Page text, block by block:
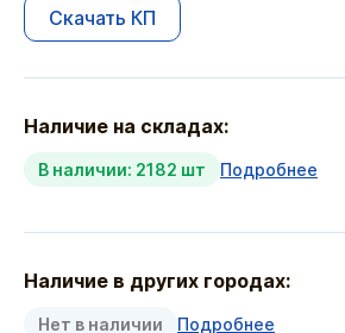
Скачать КП
Наличие на складах:
В наличии: 2182 шт Подробнее
Наличие в других городах:
Нет в наличии Подробнее